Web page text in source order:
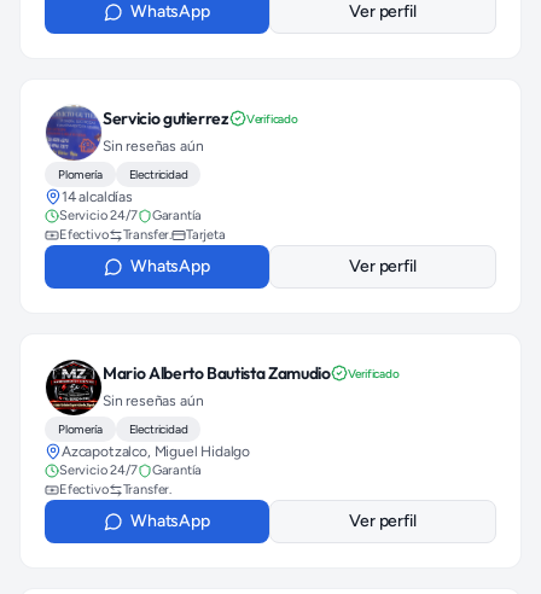
WhatsApp Ver perfil
Servicio gutierrez Verificado
Sin reseñas aún
Plomería Electricidad
14 alcaldías
Servicio 24/7
Garantía
Efectivo
Transfer. Tarjeta
WhatsApp Ver perfil
Mario Alberto Bautista Zamudio Verificado
Sin reseñas aún
Plomería Electricidad
Azcapotzalco, Miguel Hidalgo
Servicio 24/7
Garantía
Efectivo
Transfer.
WhatsApp Ver perfil